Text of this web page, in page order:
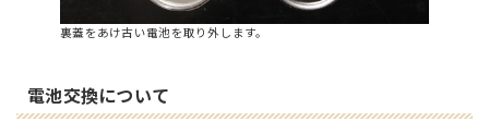
裏蓋をあけ古い電池を取り外します。
電池交換について